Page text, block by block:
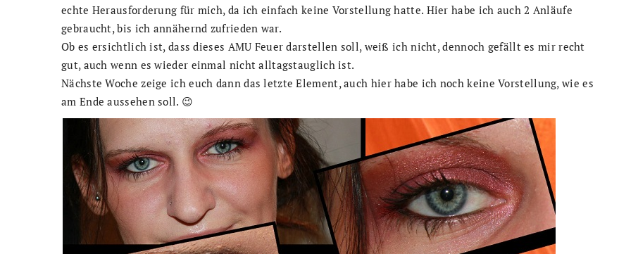
echte Herausforderung für mich, da ich einfach keine Vorstellung hatte. Hier habe ich auch 2 Anläufe
gebraucht, bis ich annähernd zufrieden war.
Ob es ersichtlich ist, dass dieses AMU Feuer darstellen soll, weiß ich nicht, dennoch gefällt es mir recht
gut, auch wenn es wieder einmal nicht alltagstauglich ist.
Nächste Woche zeige ich euch dann das letzte Element, auch hier habe ich noch keine Vorstellung, wie es
am Ende aussehen soll. 😉